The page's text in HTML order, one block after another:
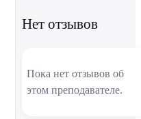
Нет отзывов
Пока нет отзывов об
этом преподавателе.